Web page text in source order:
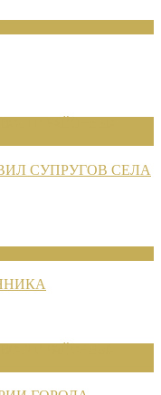
СУПРУГОВ СЕЛА